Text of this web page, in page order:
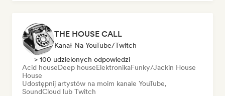
THE HOUSE CALL
Kanał Na YouTube/Twitch
> 100 udzielonych odpowiedzi
Acid houseDeep houseElektronikaFunky/Jackin House
House
Udostępnij artystów na moim kanale YouTube,
SoundCloud lub Twitch